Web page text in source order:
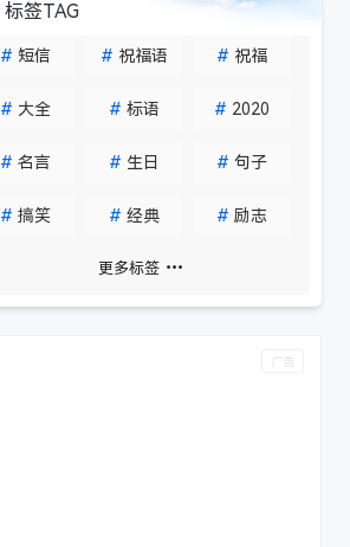
标签TAG
# 短信 # 祝福语 # 祝福
# 大全 # 标语 # 2020
# 名言 # 生日 # 句子
# 搞笑 # 经典 # 励志
更多标签